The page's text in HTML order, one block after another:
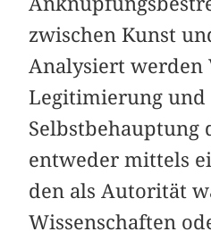
zwischen Kunst
Analysiert werden
Legitimierung und
Selbstbehauptung
entweder mittels
den als Autorität
Wissenschaften